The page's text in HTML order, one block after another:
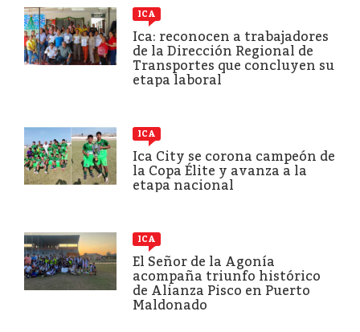
ICA
Ica: reconocen a trabajadores
de la Dirección Regional de
Transportes que concluyen su
etapa laboral
ICA
Ica City se corona campeón de
la Copa Élite y avanza a la
etapa nacional
ICA
El Señor de la Agonía
acompaña triunfo histórico
de Alianza Pisco en Puerto
Maldonado